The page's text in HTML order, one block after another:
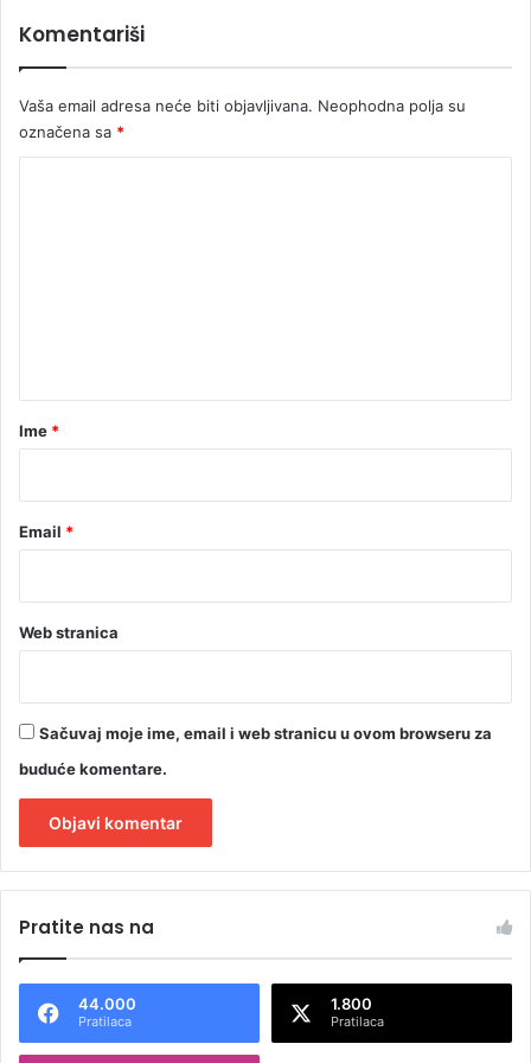
i
B
l
k
a
Komentariši
Vaša email adresa neće biti objavljivana. Neophodna polja su
označena sa *
rIme *
Email *
Web stranica
Sačuvaj moje ime, email i web stranicu u ovom browseru za
buduće komentare.
t
n
Pratite nas na
44.000
Pratilaca
1.800
Pratilaca